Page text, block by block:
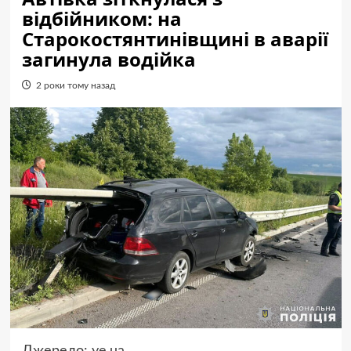
відбійником: на
Старокостянтинівщині в аварії
загинула водійка
2 роки тому назад